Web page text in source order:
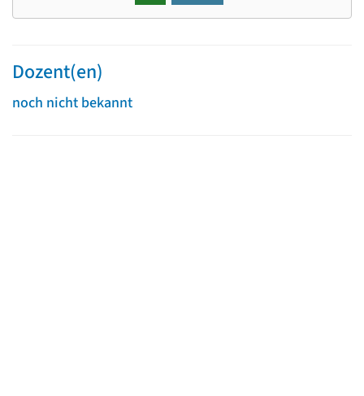
Dozent(en)
noch nicht bekannt